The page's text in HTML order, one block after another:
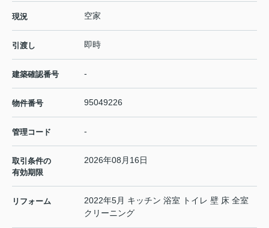
現況 空家
引渡し 即時
建築確認番号 -
物件番号 95049226
管理コード -
取引条件の
有効期限
2026年08月16日
リフォーム
2022年5月 キッチン 浴室 トイレ 壁 床 全室
クリーニング